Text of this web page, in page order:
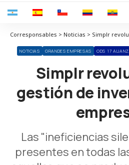
NOTICIAS GRANDES EMPRESAS ODS 17
Simplr
gestión de
Las "ineficiencias
presentes en todas